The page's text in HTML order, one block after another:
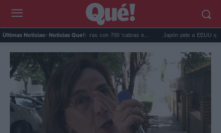
Últimas Noticias- Noticias Que!:
eliminó 140.000 cabras con 700 'cabras e... Japón pide a EEUU que deje